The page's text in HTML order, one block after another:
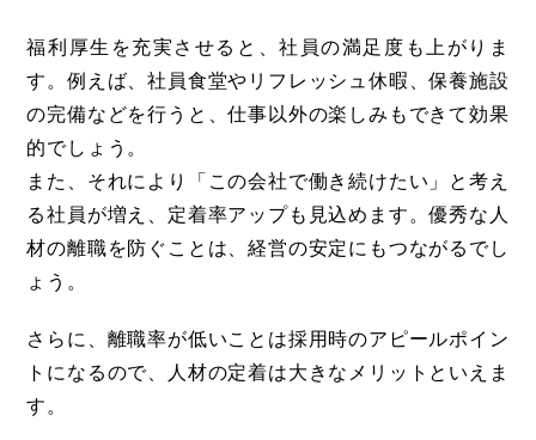
福利厚生を充実させると、社員の満足度も上がりま
す。例えば、社員食堂やリフレッシュ休暇、保養施設
の完備などを行うと、仕事以外の楽しみもできて効果
的でしょう。
また、それにより「この会社で働き続けたい」と考え
る社員が増え、定着率アップも見込めます。優秀な人
材の離職を防ぐことは、経営の安定にもつながるでし
ょう。
さらに、離職率が低いことは採用時のアピールポイン
トになるので、人材の定着は大きなメリットといえま
す。